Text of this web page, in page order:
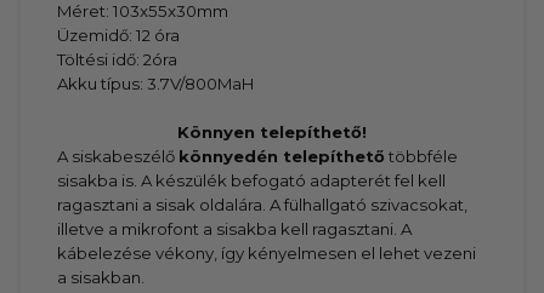
Méret: 103x55x30mm
Üzemidő: 12 óra
Töltési idő: 2óra
Akku típus: 3.7V/800MaH
Könnyen telepíthető!
A siskabeszélő könnyedén telepíthető többféle
sisakba is. A készülék befogató adapterét fel kell
ragasztani a sisak oldalára. A fülhallgató szivacsokat,
illetve a mikrofont a sisakba kell ragasztani. A
kábelezése vékony, így kényelmesen el lehet vezeni
a sisakban.